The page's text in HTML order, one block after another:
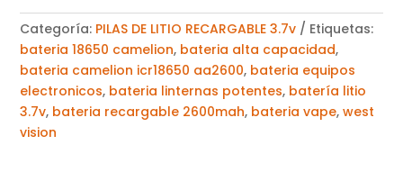
Categoría: PILAS DE LITIO RECARGABLE 3.7v
Etiquetas:
bateria 18650 camelion, bateria alta capacidad,
bateria camelion icr18650 aa2600, bateria equipos
electronicos, bateria linternas potentes, batería litio
3.7v, bateria recargable 2600mah, bateria vape,west
vision